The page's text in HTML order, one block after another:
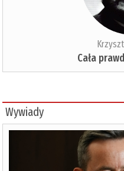
Cała
Wywiady